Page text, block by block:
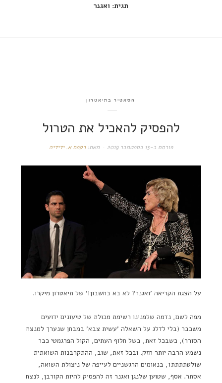
תגית: ואגנר
הסאטיר בתיאטרון
להפסיק להאכיל את הטרול
פורסם ב-13 בספטמבר 2019 מאת:רקפת א. ידידיה
על הצגת הקריאה 'ואגנר? לא בא בחשבון!' של תיאטרון מיקרו.
מפה לשם, נדמה שלפנינו רשימת מכולת של טיעונים ידועים
משכבר (בלי לדלג על השאלה 'עשית צבא' במבחן שנערך למנצח
הסורר), כשבכל זאת, בשל חלוף העתים, הקול הפרגמטי כבר
נשמע הרבה יותר חזק. ובכל זאת, שוב, ההתקרבנות השואתית
שולטתתתת1, בנאומים הרגשניים לעייפה של ניצולת השואה,
אסתר. אסף, שטוען שלנגן ואגנר זה להפסיק להיות הקורבן, לנצח